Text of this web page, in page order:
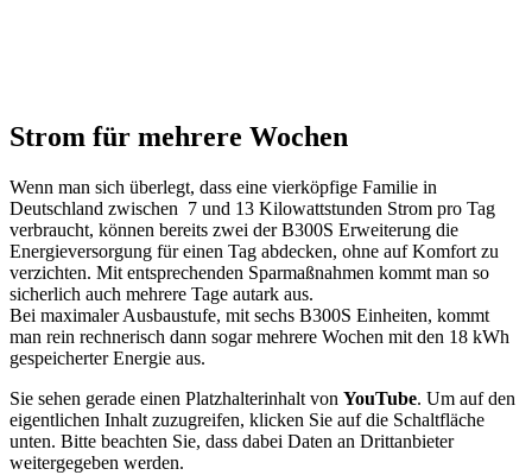
Strom für mehrere Wochen
Wenn man sich überlegt, dass eine vierköpfige Familie in
Deutschland zwischen 7 und 13 Kilowattstunden Strom pro Tag
verbraucht, können bereits zwei der B300S Erweiterung die
Energieversorgung für einen Tag abdecken, ohne auf Komfort zu
verzichten. Mit entsprechenden Sparmaßnahmen kommt man so
sicherlich auch mehrere Tage autark aus.
Bei maximaler Ausbaustufe, mit sechs B300S Einheiten, kommt
man rein rechnerisch dann sogar mehrere Wochen mit den 18 kWh
gespeicherter Energie aus.
Sie sehen gerade einen Platzhalterinhalt von YouTube. Um auf den
eigentlichen Inhalt zuzugreifen, klicken Sie auf die Schaltfläche
unten. Bitte beachten Sie, dass dabei Daten an Drittanbieter
weitergegeben werden.